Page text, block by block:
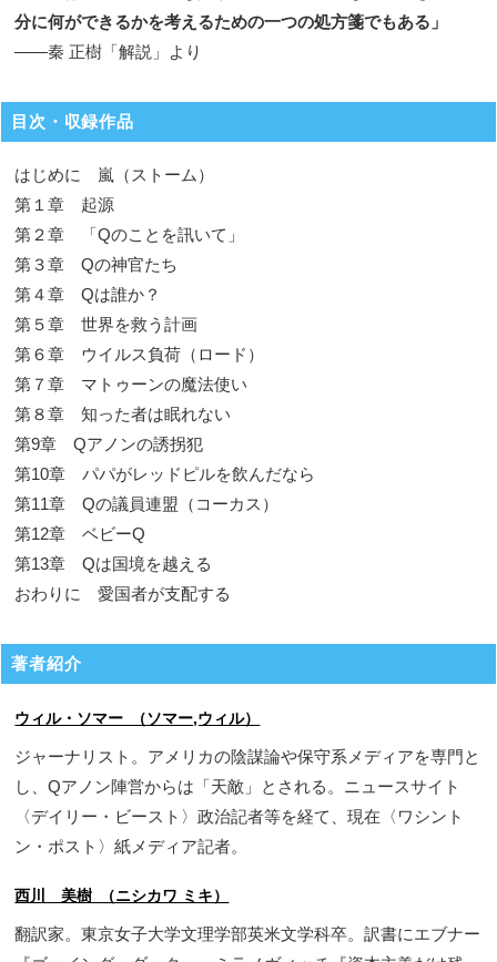
分に何ができるかを考えるための一つの処方箋でもある」
――秦 正樹「解説」より
目次・収録作品
はじめに 嵐（ストーム）
第１章 起源
第２章 「Qのことを訊いて」
第３章 Qの神官たち
第４章 Qは誰か？
第５章 世界を救う計画
第６章 ウイルス負荷（ロード）
第７章 マトゥーンの魔法使い
第８章 知った者は眠れない
第9章 Qアノンの誘拐犯
第10章 パパがレッドピルを飲んだなら
第11章 Qの議員連盟（コーカス）
第12章 ベビーQ
第13章 Qは国境を越える
おわりに 愛国者が支配する
著者紹介
ウィル・ソマー （ソマー,ウィル）
ジャーナリスト。アメリカの陰謀論や保守系メディアを専門と
し、Qアノン陣営からは「天敵」とされる。ニュースサイト
〈デイリー・ビースト〉政治記者等を経て、現在〈ワシント
ン・ポスト〉紙メディア記者。
西川 美樹 （ニシカワ ミキ）
翻訳家。東京女子大学文理学部英米文学科卒。訳書にエブナー